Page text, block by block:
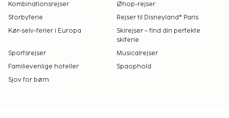
Kombinationsrejser
Øhop-rejser
Storbyferie
Rejser til Disneyland® Paris
Kør-selv-ferier i Europa
Skirejser – find din perfekte
skiferie
Sportsrejser
Musicalrejser
Familievenlige hoteller
Spaophold
Sjov for børn